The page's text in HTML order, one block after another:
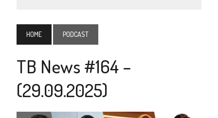
HOME PODCAST
TB News #164 –
(29.09.2025)